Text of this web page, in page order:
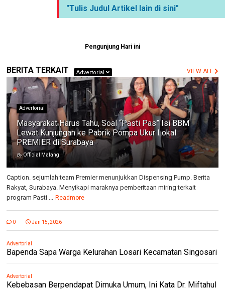
"Tulis Judul Artikel lain di sini"
Pengunjung Hari ini
BERITA TERKAIT Advertorial VIEW ALL
Advertorial
Masyarakat Harus Tahu, Soal “Pasti Pas” Isi BBM
Lewat Kunjungan ke Pabrik Pompa Ukur Lokal
PREMIER di Surabaya
ByOfficial Malang
Caption. sejumlah team Premier menunjukkan Dispensing Pump. Berita
Rakyat, Surabaya. Menyikapi maraknya pemberitaan miring terkait
program Pasti ... Readmore
0 Jan 15, 2026
Advertorial
Bapenda Sapa Warga Kelurahan Losari Kecamatan Singosari
Advertorial
Kebebasan Berpendapat Dimuka Umum, Ini Kata Dr. Miftahul